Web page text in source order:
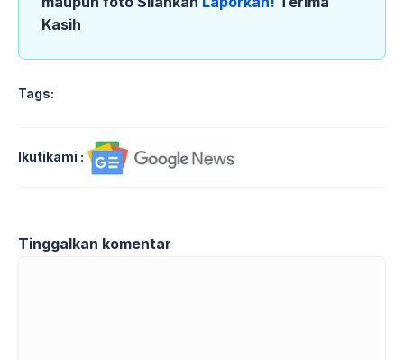
Kasih
Tags:
Ikutikami :
Tinggalkan komentar